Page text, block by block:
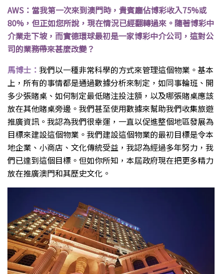
AWS：當我第一次來到澳門時，貴賓廳佔博彩收入75%或
80%，但正如您所說，現在情況已經翻轉過來。隨著博彩中
介業走下坡，而實德環球最初是一家博彩中介公司，這對公
司的業務帶來甚麼改變？
馬博士： 我們以一種非常科學的方式來管理這個物業。基本
上，所有的事情都是通過數據分析來制定，如同事輪班、開
多少張賭桌、如何制定最低賭注投注額，以及哪張賭桌應該
放在其他賭桌旁邊。我們甚至使用數據來幫助我們收集旅遊
推廣資訊。我認為我們很幸運，一直以促進整個地區發展為
目標來建設這個物業。我們建設這個物業的最初目標是令本
地企業、小商店、文化傳統受益，我認為經過多年努力，我
們已達到這個目標。但如你所知，本屆政府現在把更多精力
放在推廣澳門和其歷史文化。